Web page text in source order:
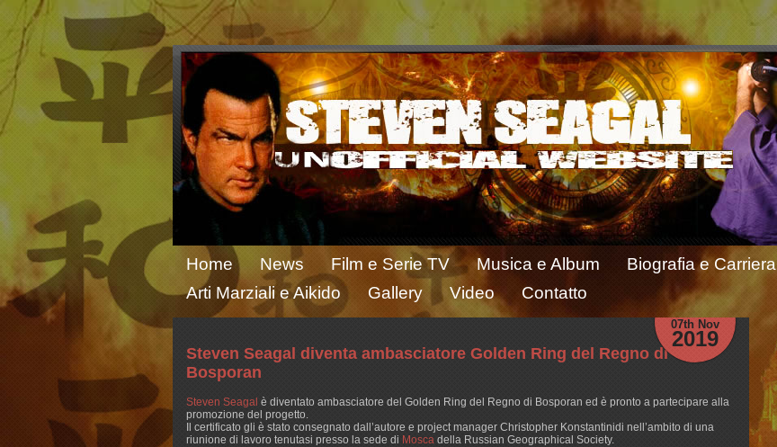
Home News Film e Serie TV Musica e Album Biografia e Carriera
Arti Marziali e Aikido
Gallery Video Contatto
07th Nov
2019
Steven Seagal diventa ambasciatore Golden Ring del Regno di
Bosporan
Steven Seagal è diventato ambasciatore del Golden Ring del Regno di Bosporan ed è pronto a partecipare alla
promozione del progetto.
Il certificato gli è stato consegnato dall’autore e project manager Christopher Konstantinidi nell’ambito di una
riunione di lavoro tenutasi presso la sede di Mosca della Russian Geographical Society.